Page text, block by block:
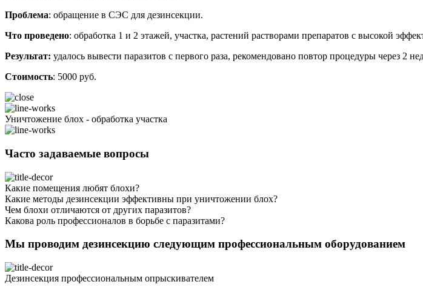
Проблема: обращение в СЭС для дезинсекции.
Что проведено: обработка 1 и 2 этажей, участка, растений растворами препаратов с высокой
Результат: удалось вывести паразитов с первого раза, рекомендовано повтор процедуры через 2
Стоимость: 5000 руб.
Уничтожение блох - обработка участка
Часто задаваемые вопросы
Какие помещения любят блохи?
Какие методы дезинсекции эффективны при уничтожении блох?
Чем блохи отличаются от других паразитов?
Какова роль профессионалов в борьбе с паразитами?
Мы проводим дезинсекцию следующим профессиональным оборудованием
Дезинсекция профессиональным опрыскивателем